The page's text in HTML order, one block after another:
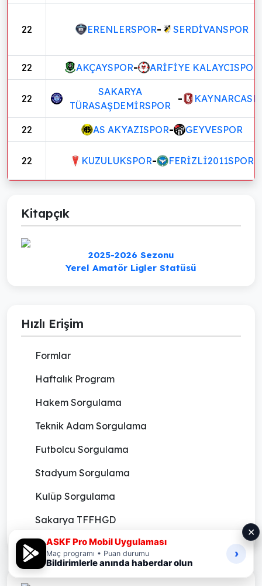
22 ERENLERSPOR- SERDİVANSPOR
22 AKÇAYSPOR- ARİFİYE KALAYCISPOR
22
SAKARYA
TÜRASAŞDEMİRSPOR
-
22 AS AKYAZISPOR- GEYVESPOR
22 KUZULUKSPOR- FERİZLİ2011SPOR
Kitapçık
2025-2026 Sezonu
Yerel Amatör Ligler Statüsü
Hızlı Erişim
Formlar
Haftalık Program
Hakem Sorgulama
Teknik Adam Sorgulama
Futbolcu Sorgulama
Stadyum Sorgulama
Kulüp Sorgulama
Sakarya TFFHGD
✕
ASKF Pro Mobil Uygulaması
Maç programı • Puan durumu
Bildirimlerle anında haberdar olun
›